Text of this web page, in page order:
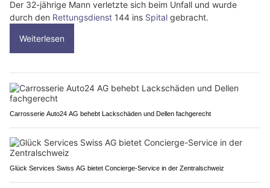
Der 32-jährige Mann verletzte sich beim Unfall und wurde
durch den Rettungsdienst 144 ins Spital gebracht.
Weiterlesen
Carrosserie Auto24 AG behebt Lackschäden und Dellen fachgerecht
Glück Services Swiss AG bietet Concierge-Service in der Zentralschweiz